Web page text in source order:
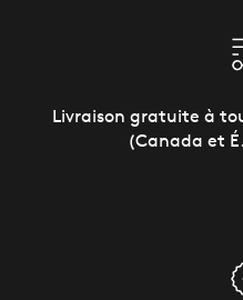
Livraison gratuite à
(Canada et